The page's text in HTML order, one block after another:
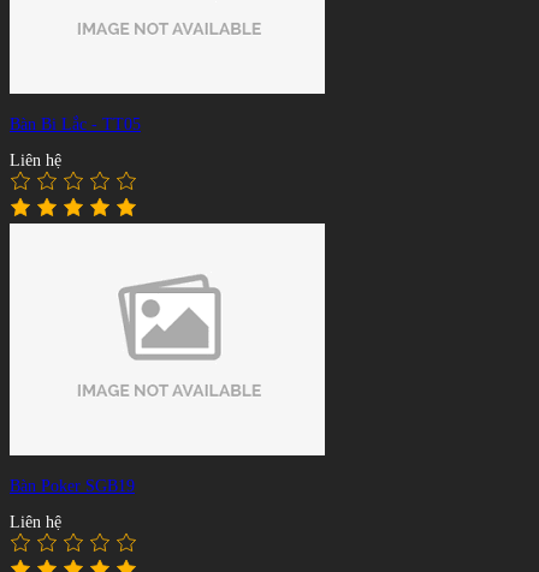
Bàn Bi Lắc - TT05
Liên hệ
Bàn Poker SGB19
Liên hệ